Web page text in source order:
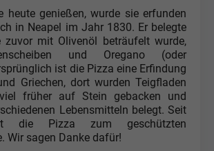
heute genießen, wurde sie erfunden
in Neapel im Jahr 1830. Er belegte
zuvor mit Olivenöl beträufelt wurde,
und Oregano (oder
ist die Pizza eine Erfindung
Griechen, dort wurden Teigfladen
früher auf Stein gebacken und
Lebensmitteln belegt. Seit
die Pizza zum geschützten
Wir sagen Danke dafür!